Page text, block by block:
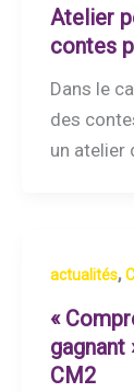
Atelier
contes
Dans le
des
un atelier
actualités,
«
gagnant
CM2